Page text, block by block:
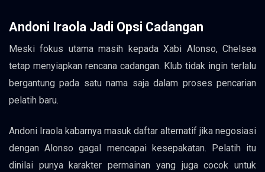
Andoni Iraola Jadi Opsi Cadangan
Meski fokus utama masih kepada Xabi Alonso, Chelsea
tetap menyiapkan rencana cadangan. Klub tidak ingin terlalu
bergantung pada satu nama saja dalam proses pencarian
pelatih baru.
Andoni Iraola kabarnya masuk daftar alternatif jika negosiasi
dengan Alonso gagal mencapai kesepakatan. Pelatih itu
dinilai punya karakter permainan yang juga cocok untuk